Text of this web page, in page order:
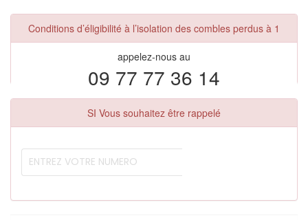
Conditions d’éligibilité à l’isolation des combles perdus à 1
appelez-nous au
09 77 77 36 14
SI Vous souhaitez être rappelé